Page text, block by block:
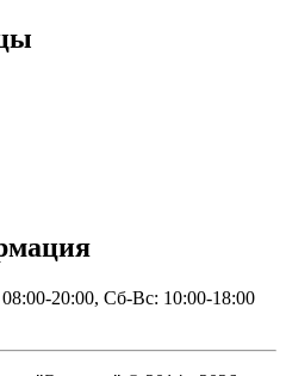
20:00, Сб-Вс: 10:00-18:00